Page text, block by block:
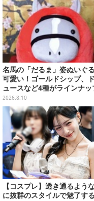
名馬の「だるま」姿ぬいぐ
可愛い！ゴールドシップ、
ュースなど4種がラインナッ
2026.8.10
【コスプレ】透き通るよう
に抜群のスタイルで魅了す